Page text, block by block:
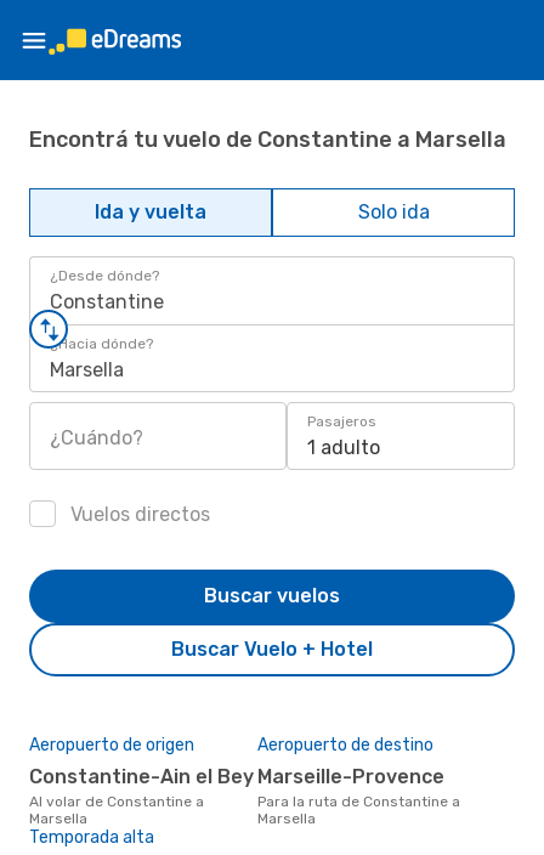
Encontrá tu vuelo de Constantine a Marsella
Ida y vuelta Solo ida
¿Desde dónde?
Constantine
¿Hacia dónde?
Marsella
¿Cuándo?
Pasajeros
1 adulto
Vuelos directos
Buscar Vuelo + Hotel
Buscar vuelos
Aeropuerto de origen
Constantine-Ain el Bey
Al volar de Constantine a
Marsella
Aeropuerto de destino
Marseille-Provence
Para la ruta de Constantine a
Marsella
Temporada alta